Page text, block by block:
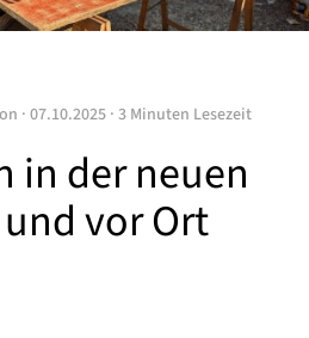
in der neuen
vor Ort
· 07.10.2025 · 3 Minuten Lesezeit